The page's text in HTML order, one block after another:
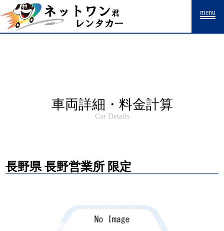
Warning: Undefined array key "HTTP_ACCEPT_LANGUAGE" in
/home/drpnw/netwankun.com/public_html/include/access_log.phpon
line15
menu
車両詳細・料金計算
Car Details
長野県 長野営業所 限定